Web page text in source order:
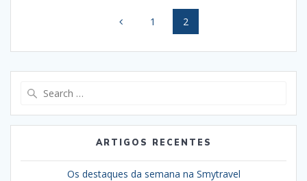
Page
1 Page
2
ARTIGOS RECENTES
Os destaques da semana na Smytravel